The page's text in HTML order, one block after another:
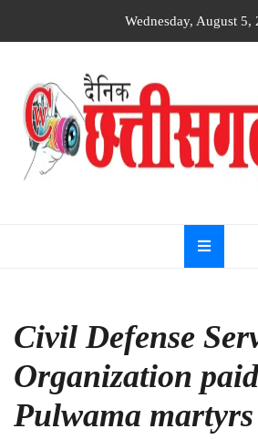
Wednesday, August 5,
Dainik
Civil Defense
Organization
Pulwama martyrs